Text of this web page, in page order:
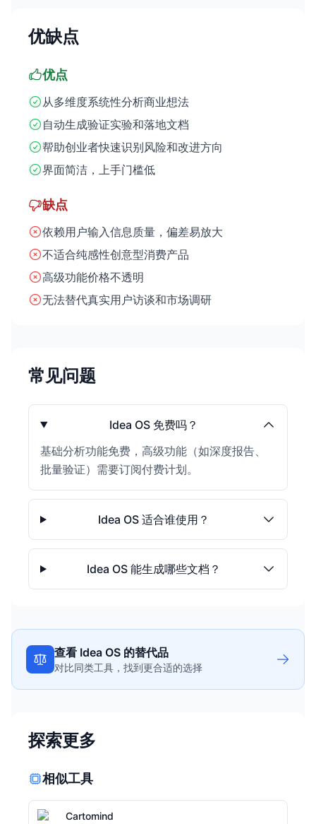
优缺点
优点
从多维度系统性分析商业想法
自动生成验证实验和落地文档
帮助创业者快速识别风险和改进方向
界面简洁，上手门槛低
缺点
依赖用户输入信息质量，偏差易放大
不适合纯感性创意型消费产品
高级功能价格不透明
无法替代真实用户访谈和市场调研
常见问题
Idea OS 免费吗？
基础分析功能免费，高级功能（如深度报告、
批量验证）需要订阅付费计划。
Idea OS 适合谁使用？
Idea OS 能生成哪些文档？
查看 Idea OS 的替代品
对比同类工具，找到更合适的选择
探索更多
相似工具
Cartomind